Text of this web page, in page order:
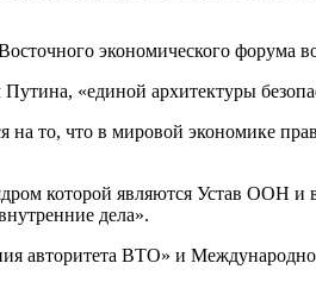
экономического форума
«единой архитектуры
то, что в мировой экономике
которой являются Устав ООН и
дела».
авторитета ВТО» и